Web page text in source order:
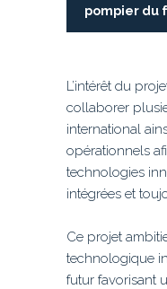
pompier du
L’intérêt du
collaborer
international
opérationnels
technologies
intégrées et
Ce projet
technologique
futur favorisant